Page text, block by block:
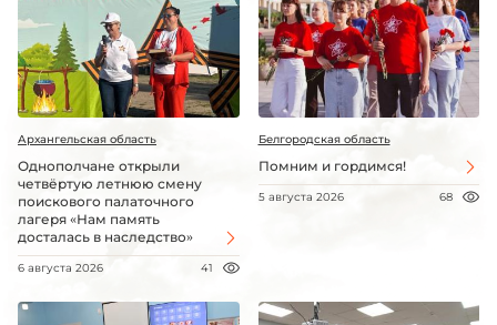
Архангельская область
Однополчане открыли
четвёртую летнюю смену
поискового палаточного
лагеря «Нам память
досталась в наследство»
6 августа 2026 41
Белгородская область
Помним и гордимся!
5 августа 2026 68